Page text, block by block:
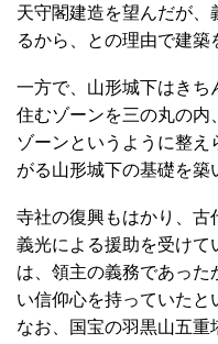
天守閣建造を望んだが
るから、との理由で建築
一方で、山形城下はきち
住むゾーンを三の丸の内
ゾーンというように整え
がる山形城下の基礎を築
寺社の復興もはかり、古
義光による援助を受けて
は、領主の義務であった
い信仰心を持っていたと
なお、国宝の羽黒山五重